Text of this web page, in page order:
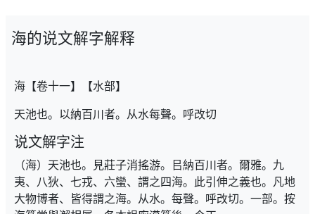
海的说文解字解释
海【卷十一】【水部】
天池也。以納百川者。从水每聲。呼改切
说文解字注
（海）天池也。見莊子消搖游。㠯納百川者。爾雅。九
夷、八狄、七戎、六蠻、謂之四海。此引伸之義也。凡地
大物博者、皆得謂之海。从水。每聲。呼改切。一部。按